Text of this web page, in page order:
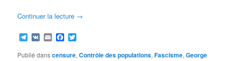
Continuer la lecture →
Telegram
VK EmailFacebook
Publié danscensure,Contrôle des populations,Fascisme,George